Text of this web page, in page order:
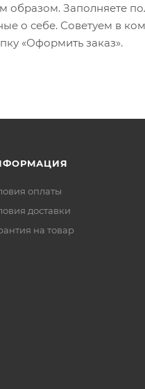
образом. Заполняете
о себе. Советуем в
«Оформить заказ».
оплаты
доставки
на товар